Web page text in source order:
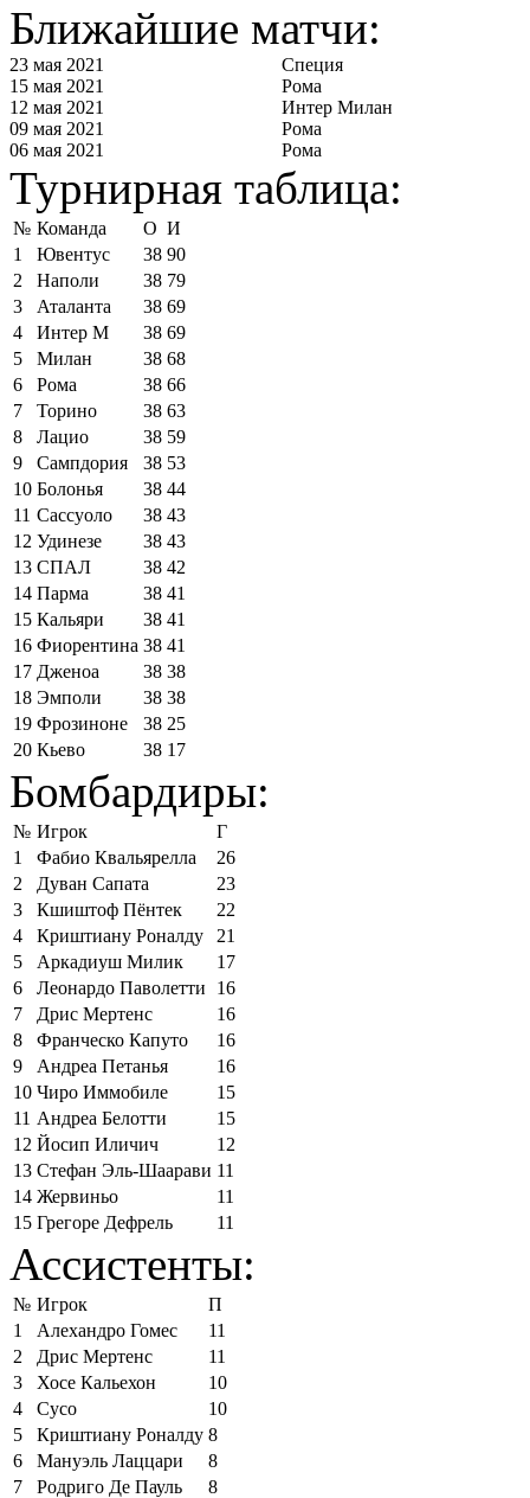
Ближайшие матчи:
23 мая 2021
Специя
15 мая 2021
Рома
12 мая 2021
Интер Милан
09 мая 2021
Рома
06 мая 2021
Рома
Турнирная таблица:
№ Команда О И
1
Ювентус 38 90
2
Наполи 38 79
3
Аталанта 38 69
4
Интер М 38 69
5
Милан 38 68
6
Рома 38 66
7
Торино 38 63
8
Лацио 38 59
9
Сампдория 38 53
10 Болонья 38 44
11 Сассуоло 38 43
12 Удинезе 38 43
13 СПАЛ 38 42
14 Парма 38 41
15 Кальяри 38 41
16 Фиорентина 38 41
17 Дженоа 38 38
18 Эмполи 38 38
19 Фрозиноне 38 25
20 Кьево 38 17
Бомбардиры:
№ Игрок
Г
1
Фабио Квальярелла
26
2
Дуван Сапата
23
3
Кшиштоф Пёнтек
22
4
Криштиану Роналду
21
5
Аркадиуш Милик
17
6
Леонардо Паволетти
16
7
Дрис Мертенс
16
8
Франческо Капуто
16
9
Андреа Петанья
16
10 Чиро Иммобиле
15
11 Андреа Белотти
15
12 Йосип Иличич
12
13 Стефан Эль-Шаарави 11
14 Жервиньо
11
15 Грегоре Дефрель 11
Ассистенты:
№ Игрок
П
1
Алехандро Гомес
11
2
Дрис Мертенс
11
3
Хосе Кальехон
10
4
Сусо
10
5
Криштиану Роналду 8
6
Мануэль Лаццари
8
7
Родриго Де Пауль
8